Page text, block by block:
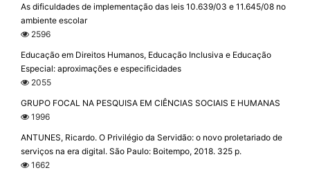
As dificuldades de implementação das leis 10.639/03 e 11.645/08 no
ambiente escolar
2596
Educação em Direitos Humanos, Educação Inclusiva e Educação
Especial: aproximações e especificidades
2055
GRUPO FOCAL NA PESQUISA EM CIÊNCIAS SOCIAIS E HUMANAS
1996
ANTUNES, Ricardo. O Privilégio da Servidão: o novo proletariado de
serviços na era digital. São Paulo: Boitempo, 2018. 325 p.
1662